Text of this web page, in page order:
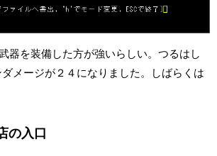
器を装備した方が強いらしい。つるはし
メージが２４になりました。しばらくは
の入口